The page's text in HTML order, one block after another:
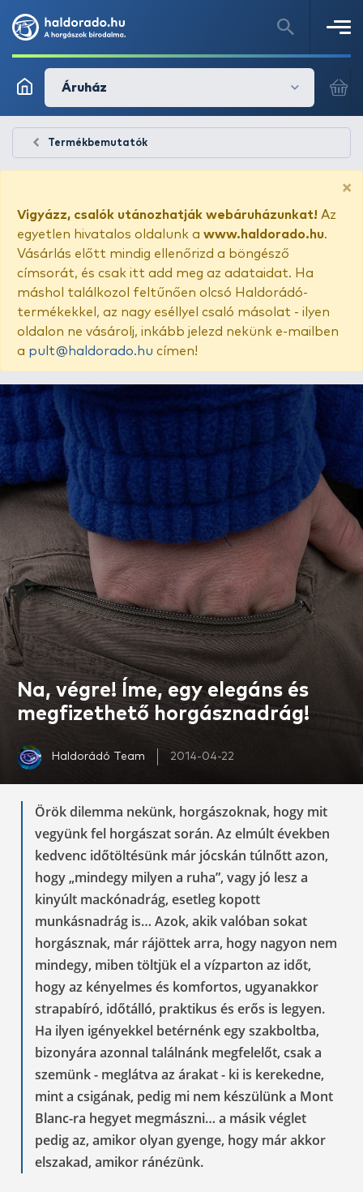
Áruház
Termékbemutatók
×
Vigyázz, csalók utánozhatják webáruházunkat! Az
egyetlen hivatalos oldalunk a www.haldorado.hu.
Vásárlás előtt mindig ellenőrizd a böngésző
címsorát, és csak itt add meg az adataidat. Ha
máshol találkozol feltűnően olcsó Haldorádó-
termékekkel, az nagy eséllyel csaló másolat - ilyen
oldalon ne vásárolj, inkább jelezd nekünk e-mailben
a pult@haldorado.hu címen!
Na, végre! Íme, egy elegáns és
megfizethető horgásznadrág!
Haldorádó Team 2014-04-22
Örök dilemma nekünk, horgászoknak, hogy mit
vegyünk fel horgászat során. Az elmúlt években
kedvenc időtöltésünk már jócskán túlnőtt azon,
hogy „mindegy milyen a ruha”, vagy jó lesz a
kinyúlt mackónadrág, esetleg kopott
munkásnadrág is… Azok, akik valóban sokat
horgásznak, már rájöttek arra, hogy nagyon nem
mindegy, miben töltjük el a vízparton az időt,
hogy az kényelmes és komfortos, ugyanakkor
strapabíró, időtálló, praktikus és erős is legyen.
Ha ilyen igényekkel betérnénk egy szakboltba,
bizonyára azonnal találnánk megfelelőt, csak a
szemünk - meglátva az árakat - ki is kerekedne,
mint a csigának, pedig mi nem készülünk a Mont
Blanc-ra hegyet megmászni… a másik véglet
pedig az, amikor olyan gyenge, hogy már akkor
elszakad, amikor ránézünk.